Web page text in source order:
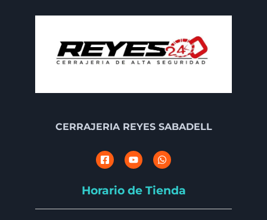
CERRAJERIA REYES SABADELL
Horario de Tienda